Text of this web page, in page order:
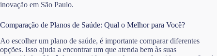
inovação em São Paulo.
Comparação de Planos de Saúde: Qual o Melhor para Você?
Ao escolher um plano de saúde, é importante comparar diferentes
opções. Isso ajuda a encontrar um que atenda bem às suas